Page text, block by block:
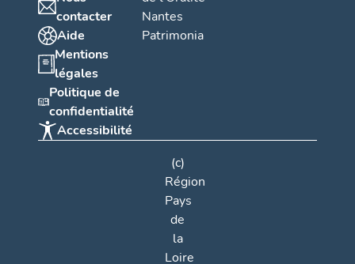
contacter
Aide
Mentions
légales
Politique de
confidentialité
Accessibilité
Nantes
Patrimonia
(c)
Région
Pays
de
la
Loire